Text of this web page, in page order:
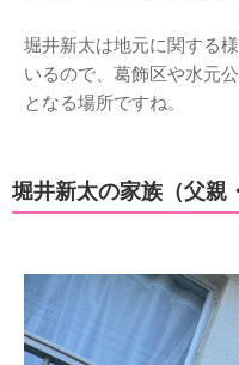
堀井新太は地元に関する
いるので、葛飾区や水元
となる場所ですね。
堀井新太の家族（父親